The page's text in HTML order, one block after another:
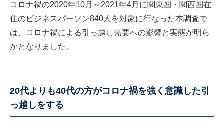
コロナ禍の2020年10月～2021年4月に関東圏・関西圏在
住のビジネスパーソン840人を対象に行なった本調査で
は、コロナ禍による引っ越し需要への影響と実態が明ら
かとなりました。
20代よりも40代の方がコロナ禍を強く意識した引
っ越しをする